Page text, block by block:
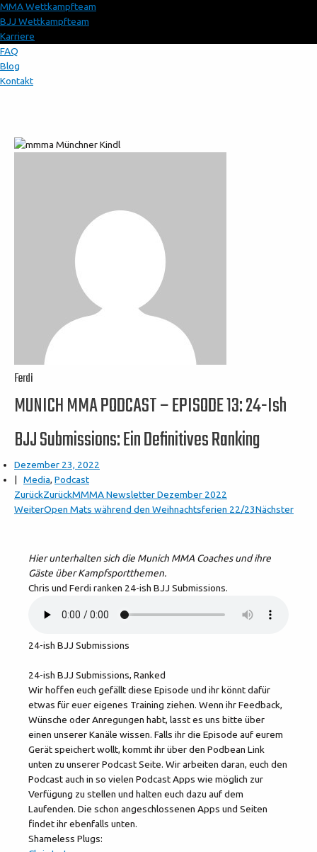
MMA Wettkampfteam
BJJ Wettkampfteam
Karriere
FAQ
Blog
Kontakt
Ferdi
MUNICH MMA PODCAST – EPISODE 13: 24-Ish
BJJ Submissions: Ein Definitives Ranking
Dezember 23, 2022
|
Media, Podcast
ZurückZurückMMMA Newsletter Dezember 2022
WeiterOpen Mats während den Weihnachtsferien 22/23Nächster
Hier unterhalten sich die Munich MMA Coaches und ihre
Gäste über Kampfsportthemen.
Chris und Ferdi ranken 24-ish BJJ Submissions.
24-ish BJJ Submissions
24-ish BJJ Submissions, Ranked
Wir hoffen euch gefällt diese Episode und ihr könnt dafür
etwas für euer eigenes Training ziehen. Wenn ihr Feedback,
Wünsche oder Anregungen habt, lasst es uns bitte über
einen unserer Kanäle wissen. Falls ihr die Episode auf eurem
Gerät speichert wollt, kommt ihr über den Podbean Link
unten zu unserer Podcast Seite. Wir arbeiten daran, euch den
Podcast auch in so vielen Podcast Apps wie möglich zur
Verfügung zu stellen und halten euch dazu auf dem
Laufenden. Die schon angeschlossenen Apps und Seiten
findet ihr ebenfalls unten.
Shameless Plugs: